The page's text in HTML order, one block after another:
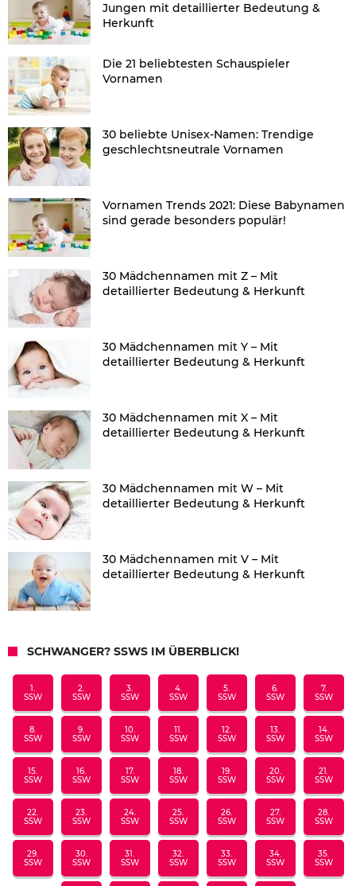
Jungen mit detaillierter Bedeutung &
Herkunft
Die 21 beliebtesten Schauspieler
Vornamen
30 beliebte Unisex-Namen: Trendige
geschlechtsneutrale Vornamen
Vornamen Trends 2021: Diese Babynamen
sind gerade besonders populär!
30 Mädchennamen mit Z – Mit
detaillierter Bedeutung & Herkunft
30 Mädchennamen mit Y – Mit
detaillierter Bedeutung & Herkunft
30 Mädchennamen mit X – Mit
detaillierter Bedeutung & Herkunft
30 Mädchennamen mit W – Mit
detaillierter Bedeutung & Herkunft
30 Mädchennamen mit V – Mit
detaillierter Bedeutung & Herkunft
SCHWANGER? SSWS IM ÜBERBLICK!
1.
SSW
2.
SSW
3.
SSW
4.
SSW
5.
SSW
6.
SSW
7.
SSW
8.
SSW
9.
SSW
10.
SSW
11.
SSW
12.
SSW
13.
SSW
14.
SSW
15.
SSW
16.
SSW
17.
SSW
18.
SSW
19.
SSW
20.
SSW
21.
SSW
22.
SSW
23.
SSW
24.
SSW
25.
SSW
26.
SSW
27.
SSW
28.
SSW
29.
SSW
30.
SSW
31.
SSW
32.
SSW
33.
SSW
34.
SSW
35.
SSW